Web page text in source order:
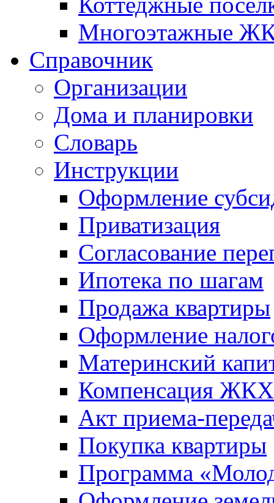
Многоэтажные
Справочник
Организации
Дома и планировки
Словарь
Инструкции
Оформление
Приватизация
Согласование
Ипотека по шагам
Продажа квартиры
Оформление
Материнский
Компенсация ЖКХ
Акт приема-
Покупка квартиры
Программа